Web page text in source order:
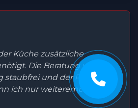
Küche zusätzliche
Die Beratung war top,
staubfrei und der Preis
ich nur weiterempfehlen."